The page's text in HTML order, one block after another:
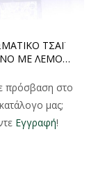
ΤΣΑΪ
ΜΕ ΛΕΜΟΝΙ
100gr
πρόσβαση στο
μας;
Εγγραφή!